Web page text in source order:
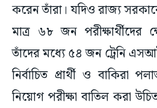
করেন তাঁরা। যদিও রাজ্য
মাত্র ৬৮ জন পরীক্ষার্থীদের
তাঁদের মধ্যে ৫৪ জন ট্রেনি
নির্বাচিত প্রার্থী ও বাকিরা
নিয়োগ পরীক্ষা বাতিল করা